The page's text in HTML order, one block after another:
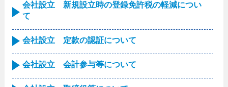
会社設立 新規設立時の登録免許税の軽減につい
て
会社設立 定款の認証について
会社設立 会計参与等について